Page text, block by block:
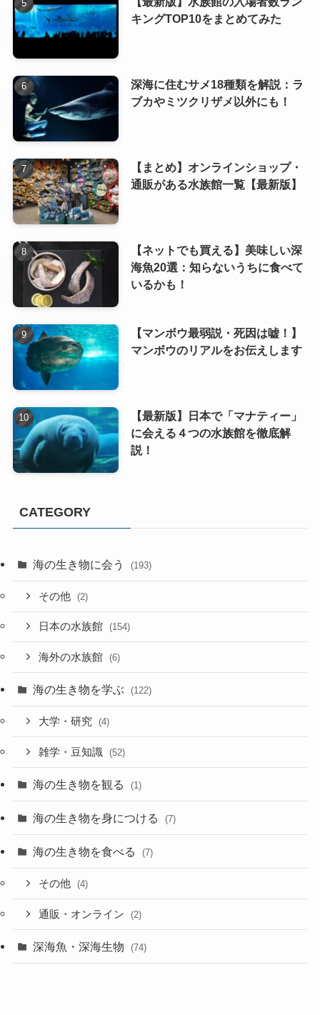
キングTOP10をまとめてみた
深海に住むサメ18種類を解説：ラ
ブカやミツクリザメ以外にも！
【まとめ】オンラインショップ・
通販がある水族館一覧【最新版】
【ネットでも買える】美味しい深
海魚20選：知らないうちに食べて
いるかも！
【マンボウ最弱説・死因は嘘！】
マンボウのリアルをお伝えします
【最新版】日本で「マナティー」
に会える４つの水族館を徹底解
説！
CATEGORY
海の生き物に会う (193)
その他 (2)
日本の水族館 (154)
海外の水族館 (6)
海の生き物を学ぶ (122)
大学・研究 (4)
雑学・豆知識 (52)
海の生き物を観る (1)
海の生き物を身につける (7)
海の生き物を食べる (7)
その他 (4)
通販・オンライン (2)
深海魚・深海生物 (74)